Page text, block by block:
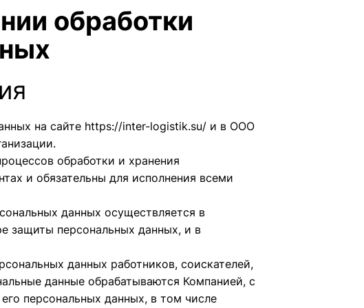
обработки
на сайте https://inter-logistik.su/ и в ООО
обработки и хранения
и обязательны для исполнения всеми
данных осуществляется в
защиты персональных данных, и в
данных работников, соискателей,
данные обрабатываются Компанией, с
персональных данных, в том числе